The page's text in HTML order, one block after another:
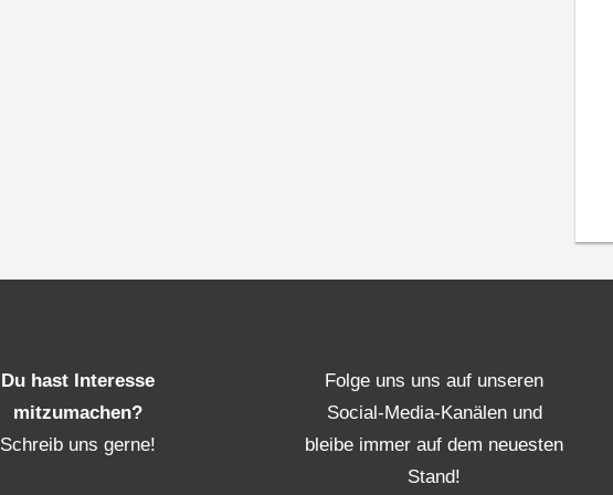
Du hast Interesse
mitzumachen?
Schreib uns gerne!
Folge uns uns auf unseren
Social-Media-Kanälen und
bleibe immer auf dem neuesten
Stand!